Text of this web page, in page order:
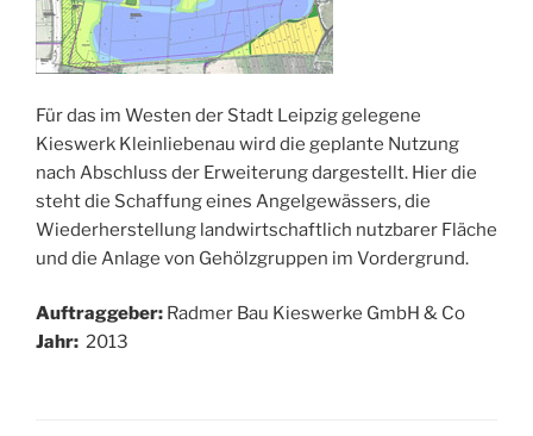
Für das im Westen der Stadt Leipzig gelegene
Kieswerk Kleinliebenau wird die geplante Nutzung
nach Abschluss der Erweiterung dargestellt. Hier die
steht die Schaffung eines Angelgewässers, die
Wiederherstellung landwirtschaftlich nutzbarer Fläche
und die Anlage von Gehölzgruppen im Vordergrund.
Auftraggeber: Radmer Bau Kieswerke GmbH & Co
Jahr: 2013